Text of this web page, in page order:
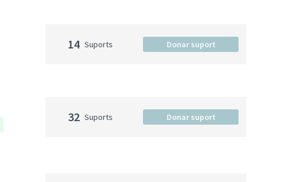
14 Suports Donar suport
32 Suports Donar suport